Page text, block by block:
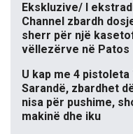
Ekskluzive/ I
Channel zbardh
sherr për një
vëllezërve në Patos
U kap me 4
Sarandë, zbardhet
nisa për pushime,
makinë dhe iku